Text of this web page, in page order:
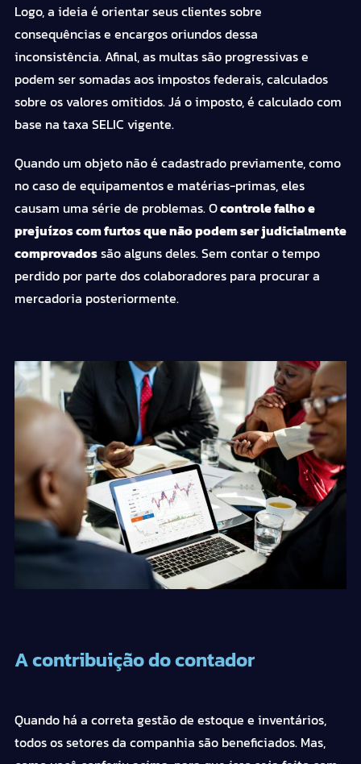
Logo, a ideia é orientar seus clientes sobre
consequências e encargosoriundos dessa
inconsistência. Afinal, as multas são progressivas e
podem ser somadas aosimpostosfederais, calculados
sobre os valores omitidos. Já oimposto, é calculado com
base na taxa SELIC vigente.
Quando um objeto não é cadastrado previamente, como
no caso de equipamentos e matérias-primas, eles
causam uma série de problemas. Ocontrole falho e
prejuízos com furtos que nãopodemser judicialmente
comprovadossão alguns deles. Sem contar o tempo
perdido por parte dos colaboradores para procurar a
mercadoria posteriormente.
A contribuição do contador
Quando há a correta gestão de estoque e inventários,
todos os setores da companhia são beneficiados. Mas,